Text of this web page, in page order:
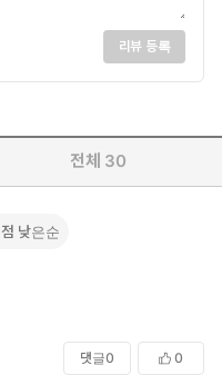
한테 돈 보내기 바쁜 기러기
바퀴 돌던 마흔여섯의 이 부
원에서 일생일대의 위기를
중 전율을, 아니 쾌감을 느
슴이란 걸 알게 된 이 부장
에 빠져들게 되고, 무기력하
를 띠기 시작한다. 마흔여
이 부장의 자기 개발은 계
’ 이 부장의 탄생
의 대명사 기러기 아빠, 거
자까지…… 중년 남성의 위
리뷰 등록
전체 30
낮은순
댓글0 0